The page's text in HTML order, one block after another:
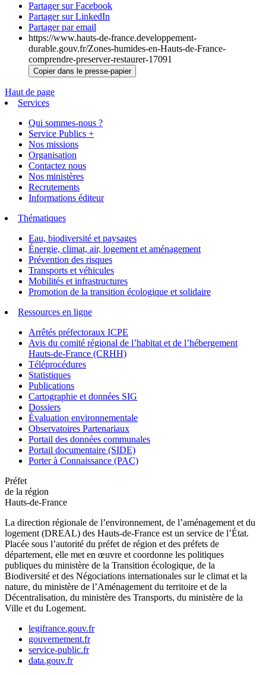
Partager sur Facebook
Partager sur LinkedIn
Partager par email
https://www.hauts-de-france.developpement-
durable.gouv.fr/Zones-humides-en-Hauts-de-France-
comprendre-preserver-restaurer-17091
Copier dans le presse-papier
Haut de page
Services
Qui sommes-nous ?
Service Publics +
Nos missions
Organisation
Contactez nous
Nos ministères
Recrutements
Informations éditeur
Thématiques
Eau, biodiversité et paysages
Énergie, climat, air, logement et aménagement
Prévention des risques
Transports et véhicules
Mobilités et infrastructures
Promotion de la transition écologique et solidaire
Ressources en ligne
Arrêtés préfectoraux ICPE
Avis du comité régional de l’habitat et de l’hébergement
Hauts-de-France (CRHH)
Téléprocédures
Statistiques
Publications
Cartographie et données SIG
Dossiers
Évaluation environnementale
Observatoires Partenariaux
Portail des données communales
Portail documentaire (SIDE)
Porter à Connaissance (PAC)
Préfet
de la région
Hauts-de-France
La direction régionale de l’environnement, de l’aménagement et du
logement (DREAL) des Hauts-de-France est un service de l’État.
Placée sous l’autorité du préfet de région et des préfets de
département, elle met en œuvre et coordonne les politiques
publiques du ministère de la Transition écologique, de la
Biodiversité et des Négociations internationales sur le climat et la
nature, du ministère de l’Aménagement du territoire et de la
Décentralisation, du ministère des Transports, du ministère de la
Ville et du Logement.
legifrance.gouv.fr
gouvernement.fr
service-public.fr
data.gouv.fr